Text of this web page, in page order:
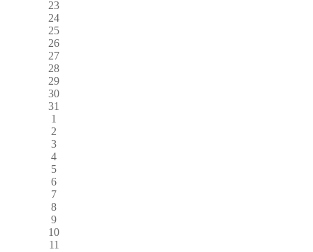
23
24
25
26
27
28
29
30
31
1
2
3
4
5
6
7
8
9
10
11